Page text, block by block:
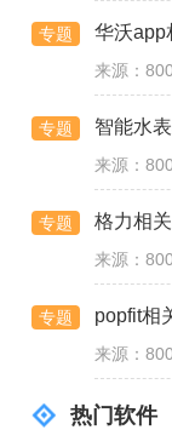
专题 华沃app
来源：
专题 智能水
来源：
专题 格力相
来源：
专题 popfit相
来源：
热门软件